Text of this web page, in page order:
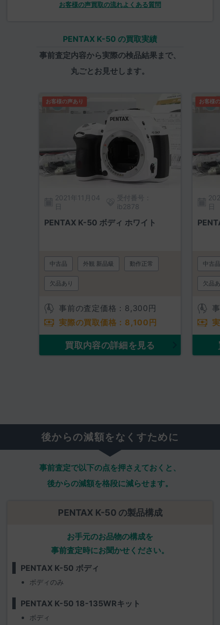
お客様の声買取の流れよくある質問
PENTAX K-50 の買取実績
事前査定内容から実際の検品結果まで、
丸ごとお見せします。
お客様の声あり
2021年11月04
日
受付番号：
ib2878
PENTAX K-50 ボディ ホワイト
中古品 外観 新品級 動作正常
欠品あり
事前の査定価格： 8,300 円
実際の買取価格： 8,100 円
買取内容の詳細を見る
お客様
日
中古品
欠品
後からの減額をなくすために
事前査定で以下の点を押さえておくと、
後からの減額を格段に減らせます。
PENTAX K-50 の製品構成
お手元のお品物の構成を
事前査定時にお聞かせください。
PENTAX K-50 ボディ
ボディのみ
PENTAX K-50 18-135WRキット
ボディ